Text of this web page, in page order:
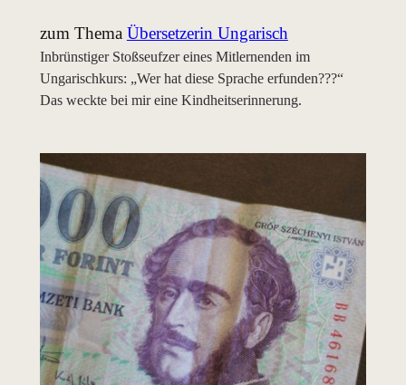
zum Thema Übersetzerin Ungarisch
Inbrünstiger Stoßseufzer eines Mitlernenden im
Ungarischkurs: „Wer hat diese Sprache erfunden???“
Das weckte bei mir eine Kindheitserinnerung.